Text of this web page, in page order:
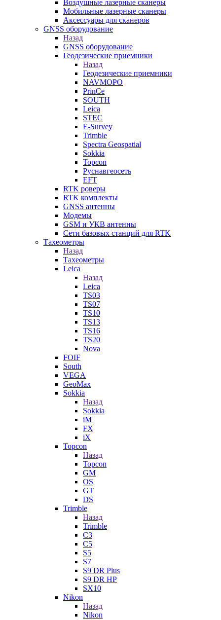
Воздушные лазерные сканеры
Мобильные лазерные сканеры
Аксессуары для сканеров
GNSS оборудование
Назад
GNSS оборудование
Геодезические приемники
Назад
Геодезические приемники
NAVMOPO
PrinCe
SOUTH
Leica
STEC
E-Survey
Trimble
Spectra Geospatial
Sokkia
Topcon
Руснавгеосеть
EFT
RTK роверы
RTK комплекты
GNSS антенны
Модемы
GSM и УКВ антенны
Сети базовых станций для RTK
Тахеометры
Назад
Тахеометры
Leica
Назад
Leica
TS03
TS07
TS10
TS13
TS16
TS20
Nova
FOIF
South
VEGA
GeoMax
Sokkia
Назад
Sokkia
iM
FX
iX
Topcon
Назад
Topcon
GM
OS
GT
DS
Trimble
Назад
Trimble
C3
C5
S5
S7
S9 DR Plus
S9 DR HP
SX10
Nikon
Назад
Nikon